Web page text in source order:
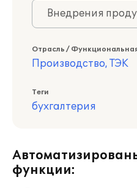
Внедрения
Отрасль /
Производство, ТЭК
Теги
бухгалтерия
функции: